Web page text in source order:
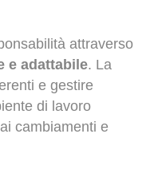
attraverso
e adattabile. La
e gestire
di lavoro
cambiamenti e